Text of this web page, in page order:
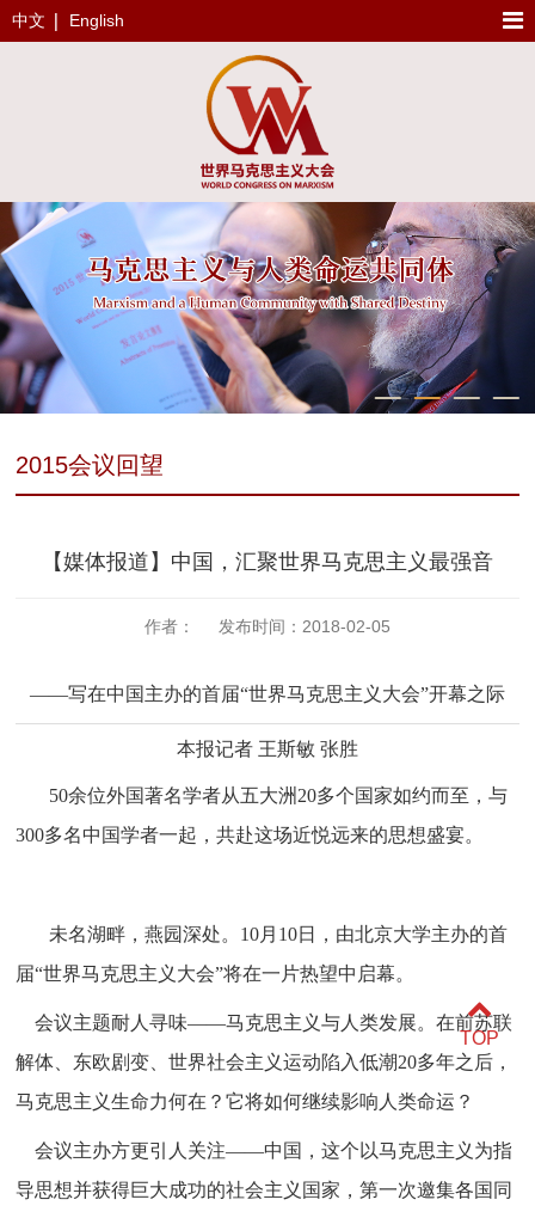
中文 English
2015会议回望
【媒体报道】中国，汇聚世界马克思主义最强音
作者： 发布时间：2018-02-05
——写在中国主办的首届“世界马克思主义大会”开幕之际
本报记者 王斯敏 张胜
50余位外国著名学者从五大洲20多个国家如约而至，与
300多名中国学者一起，共赴这场近悦远来的思想盛宴。
未名湖畔，燕园深处。 10月10日，由北京大学主办的首
届“世界马克思主义大会”将在一片热望中启幕。
会议主题耐人寻味——马克思主义与人类发展。在前苏联
解体、东欧剧变、世界社会主义运动陷入低潮20多年之后，
马克思主义生命力何在？它将如何继续影响人类命运？
会议主办方更引人关注——中国，这个以马克思主义为指
导思想并获得巨大成功的社会主义国家，第一次邀集各国同
TOP